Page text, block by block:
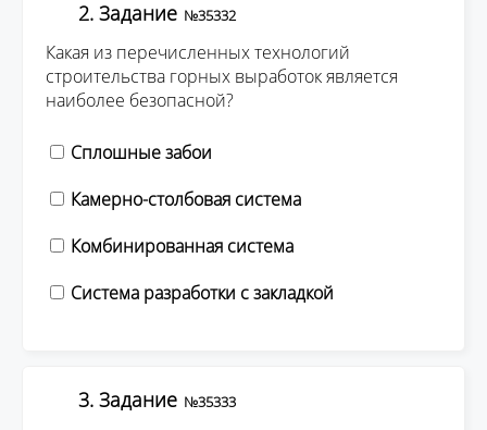
2. Задание №35332
Какая из перечисленных технологий
строительства горных выработок является
наиболее безопасной?
Сплошные забои
Камерно-столбовая система
Комбинированная система
Система разработки с закладкой
3. Задание №35333